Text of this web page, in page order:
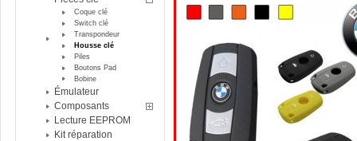
Coque clé
Switch clé
Transpondeur
Housse clé
Piles
Boutons Pad
Bobine
Émulateur
Composants
Lecture EEPROM
Kit réparation